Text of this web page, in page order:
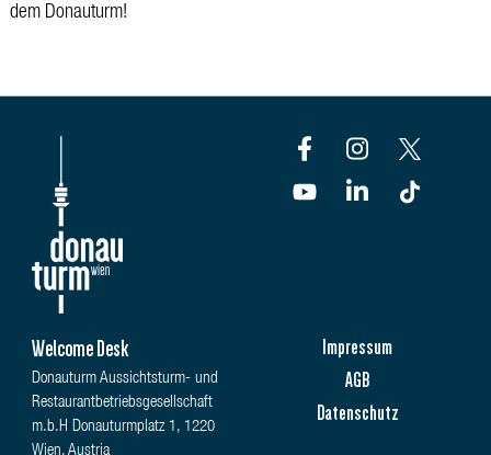
dem Donauturm!
Impressum
AGB
Datenschutz
Welcome Desk
Donauturm Aussichtsturm- und
Restaurantbetriebsgesellschaft
m.b.H Donauturmplatz 1, 1220
Wien, Austria